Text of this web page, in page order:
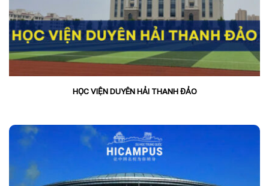
HỌC VIỆN DUYÊN HẢI THANH ĐẢO